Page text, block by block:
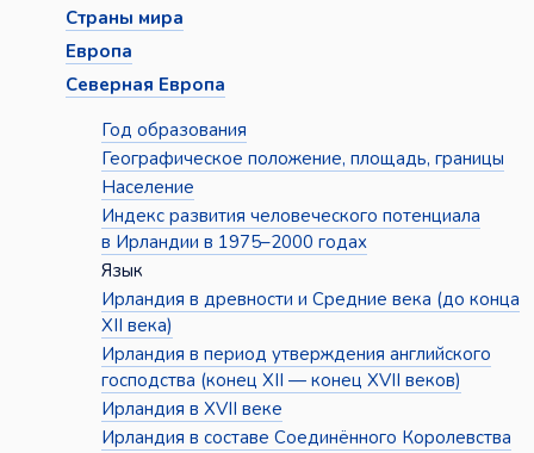
Страны мира
Европа
Северная Европа
Год образования
Географическое положение, площадь, границы
Население
Индекс развития человеческого потенциала
в Ирландии в 1975–2000 годах
Язык
Ирландия в древности и Средние века (до конца
XII века)
Ирландия в период утверждения английского
господства (конец XII — конец XVII веков)
Ирландия в XVII веке
Ирландия в составе Соединённого Королевства